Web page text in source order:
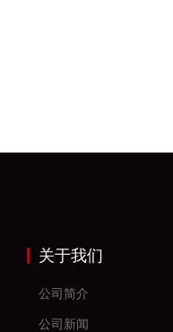
关于我们
公司简介
公司新闻